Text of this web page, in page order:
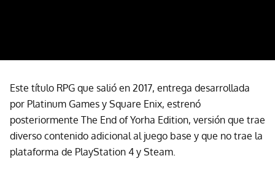
Este título RPG que salió en 2017, entrega desarrollada
por Platinum Games y Square Enix, estrenó
posteriormente The End of Yorha Edition, versión que trae
diverso contenido adicional al juego base y que no trae la
plataforma de PlayStation 4 y Steam.